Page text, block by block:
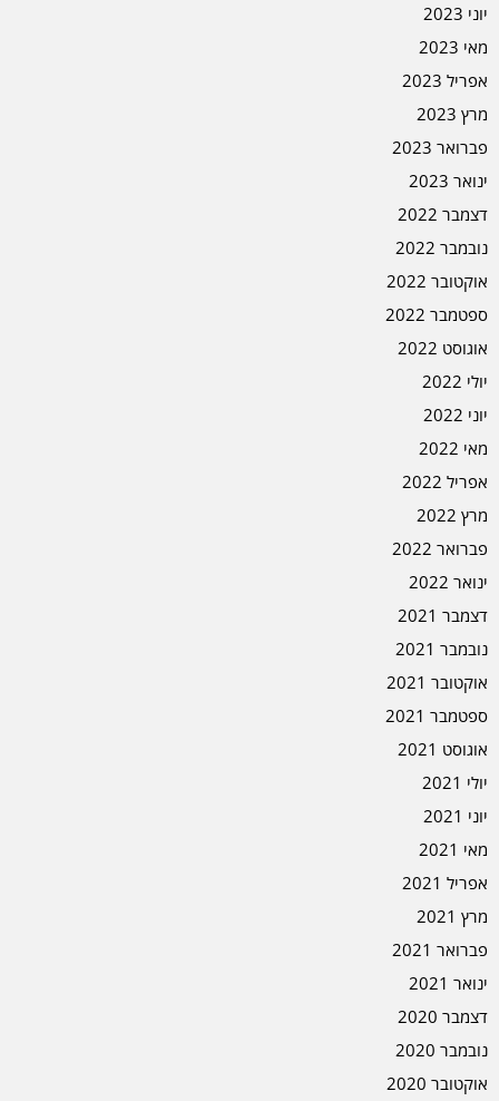
יוני 2023
מאי 2023
אפריל 2023
מרץ 2023
פברואר 2023
ינואר 2023
דצמבר 2022
נובמבר 2022
אוקטובר 2022
ספטמבר 2022
אוגוסט 2022
יולי 2022
יוני 2022
מאי 2022
אפריל 2022
מרץ 2022
פברואר 2022
ינואר 2022
דצמבר 2021
נובמבר 2021
אוקטובר 2021
ספטמבר 2021
אוגוסט 2021
יולי 2021
יוני 2021
מאי 2021
אפריל 2021
מרץ 2021
פברואר 2021
ינואר 2021
דצמבר 2020
נובמבר 2020
אוקטובר 2020